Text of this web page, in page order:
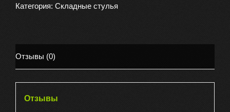
МАХ
СУМКОЙ
Категория: Складные стулья
Отзывы (0)
Отзывы